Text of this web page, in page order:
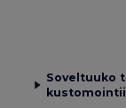
Soveltuuko